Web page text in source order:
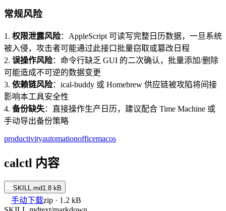
常规风险
1. 权限泄露风险：AppleScript 可读写完整日历数据，一旦系统
被入侵，攻击者可能通过此接口批量窃取或篡改日程
2. 误操作风险：命令行缺乏 GUI 的二次确认，批量添加/删除
可能造成不可逆的数据变更
3. 依赖链风险：ical-buddy 或 Homebrew 供应链被攻陷将间接
影响本工具安全性
4. 备份缺失：直接操作生产日历，建议配合 Time Machine 或
手动导出备份策略
productivityautomationofficemacos
calctl 内容
SKILL.md1.8 kB
手动下载zip · 1.2 kB